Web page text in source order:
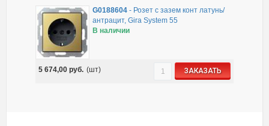
G0188604- Розет с зазем конт латунь/
антрацит, Gira System 55
В наличии
5 674,00 руб. (шт) ЗАКАЗАТЬ